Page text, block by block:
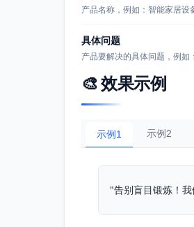
产品名称，例如：智能家居设
具体问题
产品要解决的具体问题，例如
🎨 效果示例
示例1 示例2
"告别盲目锻炼！